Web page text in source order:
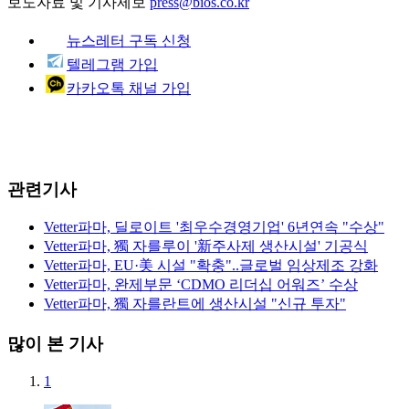
뉴스레터 구독 신청
텔레그램 가입
카카오톡 채널 가입
관련기사
Vetter파마, 딜로이트 '최우수경영기업' 6년연속 "수상"
Vetter파마, 獨 자를루이 '新주사제 생산시설' 기공식
Vetter파마, EU·美 시설 "확충"..글로벌 임상제조 강화
Vetter파마, 완제부문 ‘CDMO 리더십 어워즈’ 수상
Vetter파마, 獨 자를란트에 생산시설 "신규 투자"
많이 본 기사
1